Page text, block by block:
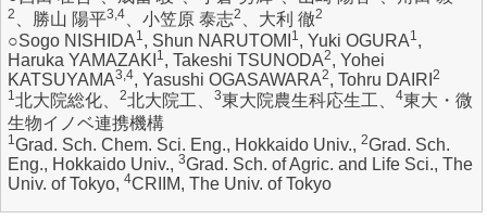
2 、勝山 陽平3,4、小笠原 泰志2 、大利 徹2
○Sogo NISHIDA1, Shun NARUTOMI 1, Yuki OGURA1,
Haruka YAMAZAKI 1, Takeshi TSUNODA2, Yohei
KATSUYAMA3,4, Yasushi OGASAWARA2, Tohru DAIRI 2
1北大院総化、 2北大院工、 3東大院農生科応生工、 4東大・微
生物イノベ連携機構
1Grad. Sch. Chem. Sci. Eng., Hokkaido Univ., 2Grad. Sch.
Eng., Hokkaido Univ., 3Grad. Sch. of Agric. and Life Sci., The
Univ. of Tokyo, 4CRIIM, The Univ. of Tokyo